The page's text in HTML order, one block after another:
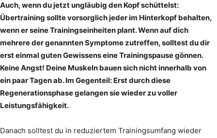
Auch, wenn du jetzt ungläubig den Kopf schüttelst:
Übertraining sollte vorsorglich jeder im Hinterkopf behalten,
wenn er seine Trainingseinheiten plant. Wenn auf dich
mehrere der genannten Symptome zutreffen, solltest du dir
erst einmal guten Gewissens eine Trainingspause gönnen.
Keine Angst! Deine Muskeln bauen sich nicht innerhalb von
ein paar Tagen ab. Im Gegenteil: Erst durch diese
Regenerationsphase gelangen sie wieder zu voller
Leistungsfähigkeit.
Danach solltest du in reduziertem Trainingsumfang wieder